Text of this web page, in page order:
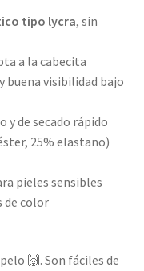
tipo lycra, sin
a la cabecita
buena visibilidad bajo
y de secado rápido
25% elastano)
pieles sensibles
de color
🙌. Son fáciles de